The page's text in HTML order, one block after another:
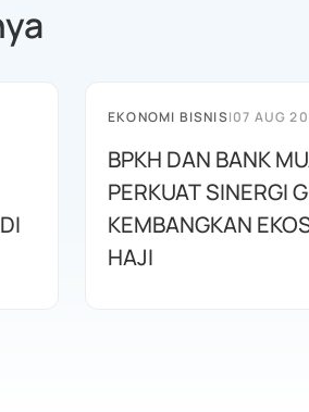
EKONOMI BISNIS|07 AUG
BPKH DAN BANK
PERKUAT SINERGI
KEMBANGKAN
HAJI